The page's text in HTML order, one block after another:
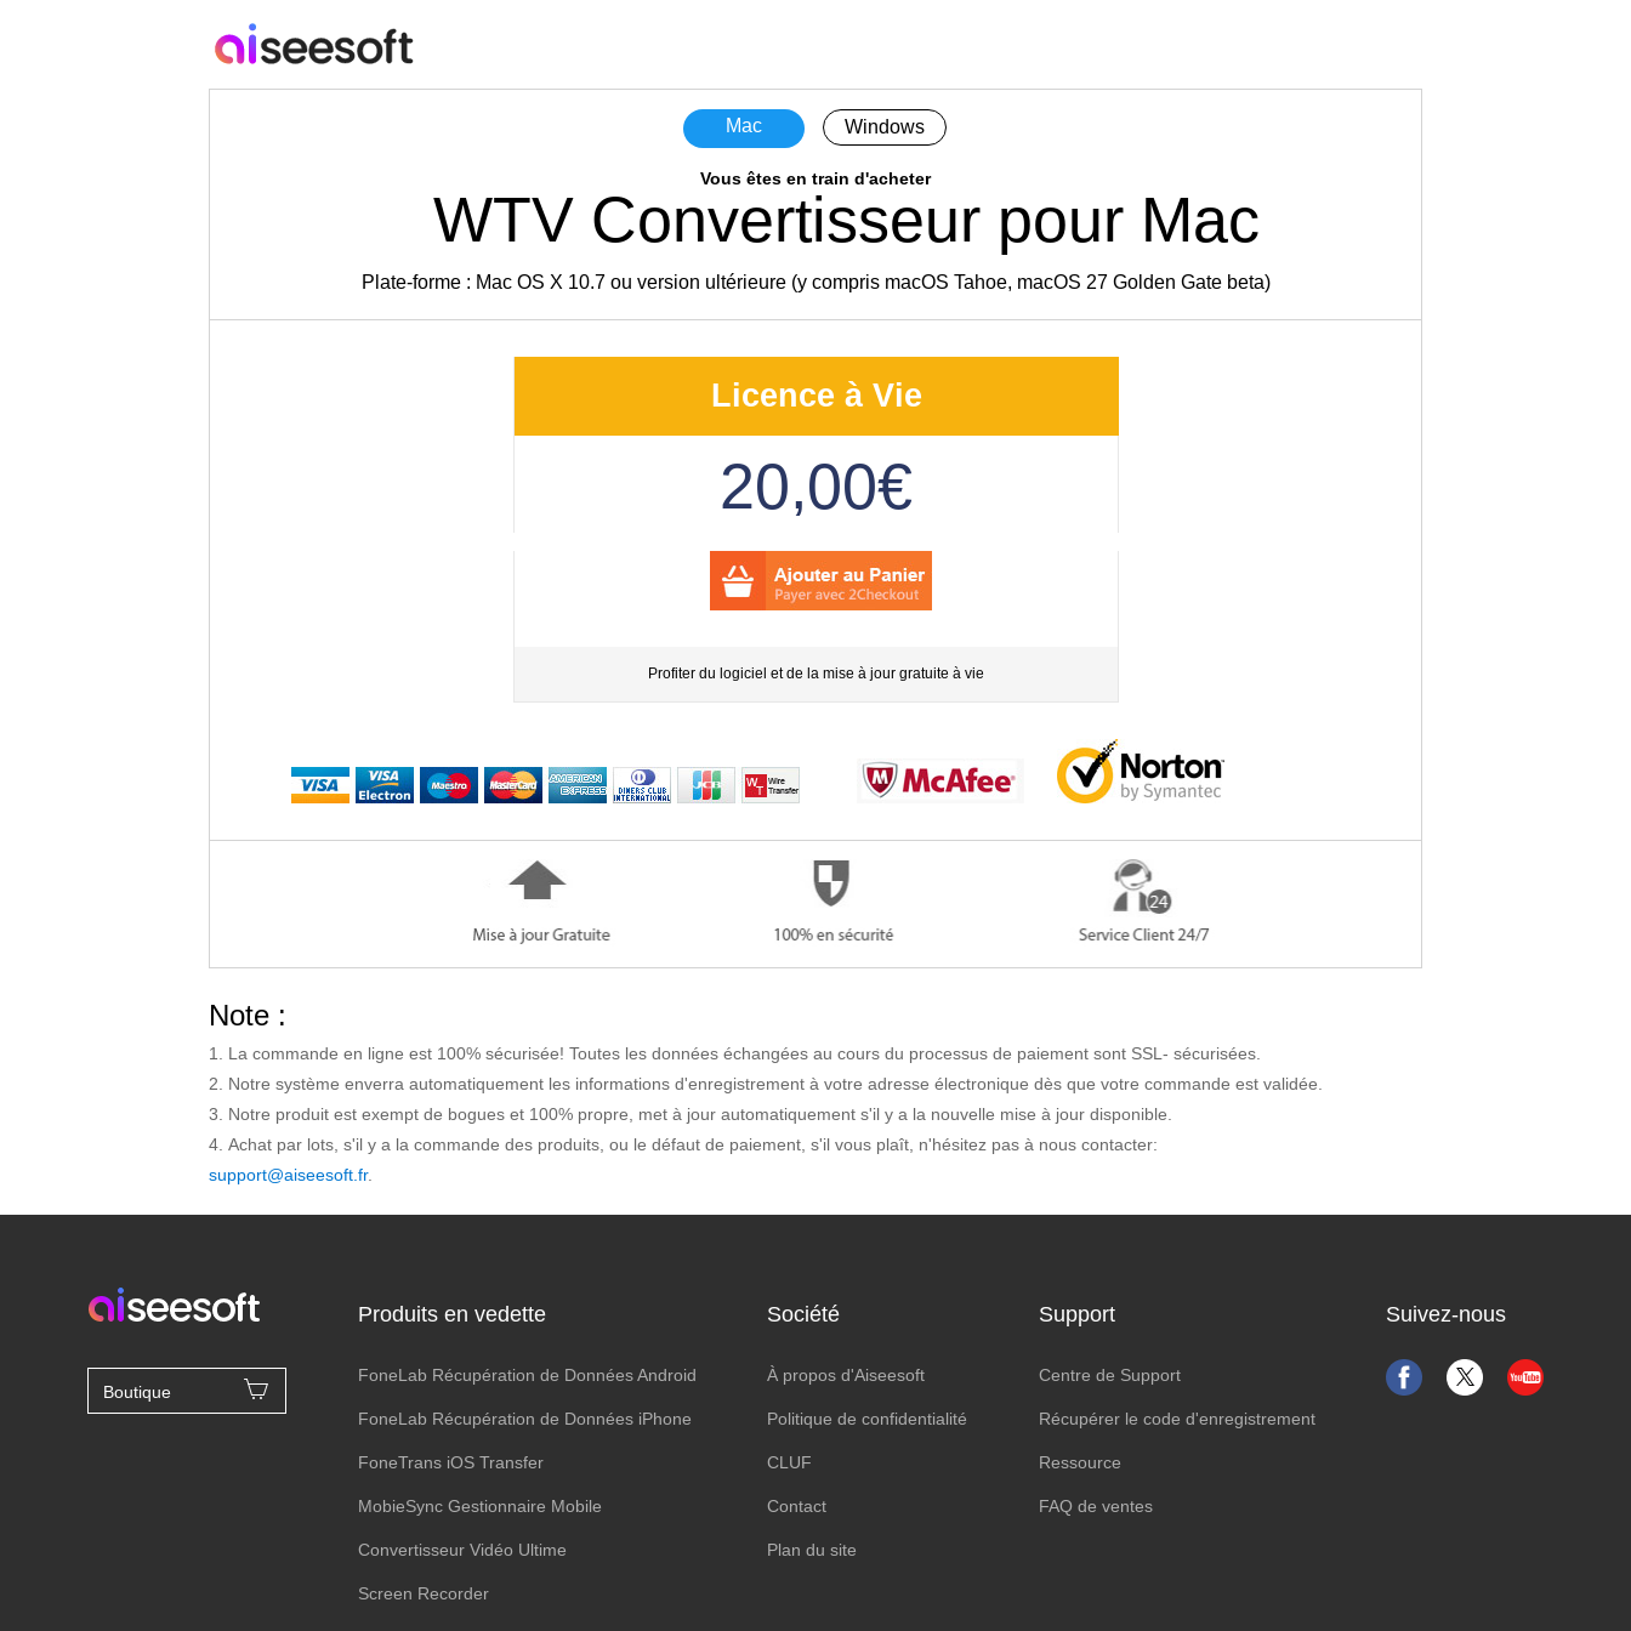
Mac Windows
Vous êtes en train d'acheter
WTV Convertisseur pour Mac
Plate-forme : Mac OS X 10.7 ou version ultérieure (y compris macOS Tahoe, macOS 27 Golden Gate beta)
Licence à Vie
20,00€
Profiter du logiciel et de la mise à jour gratuite à vie
Note :
La commande en ligne est 100% sécurisée! Toutes les données échangées au cours du processus de paiement sont SSL- sécurisées.
Notre système enverra automatiquement les informations d'enregistrement à votre adresse électronique dès que votre commande est validée.
Notre produit est exempt de bogues et 100% propre, met à jour automatiquement s'il y a la nouvelle mise à jour disponible.
Achat par lots, s'il y a la commande des produits, ou le défaut de paiement, s'il vous plaît, n'hésitez pas à nous contacter:
support@aiseesoft.fr.
Boutique
Produits en vedette
FoneLab Récupération de Données Android
FoneLab Récupération de Données iPhone
FoneTrans iOS Transfer
MobieSync Gestionnaire Mobile
Convertisseur Vidéo Ultime
Screen Recorder
Société
À propos d'Aiseesoft
Politique de confidentialité
CLUF
Contact
Plan du site
Support
Centre de Support
Récupérer le code d'enregistrement
Ressource
FAQ de ventes
Suivez-nous